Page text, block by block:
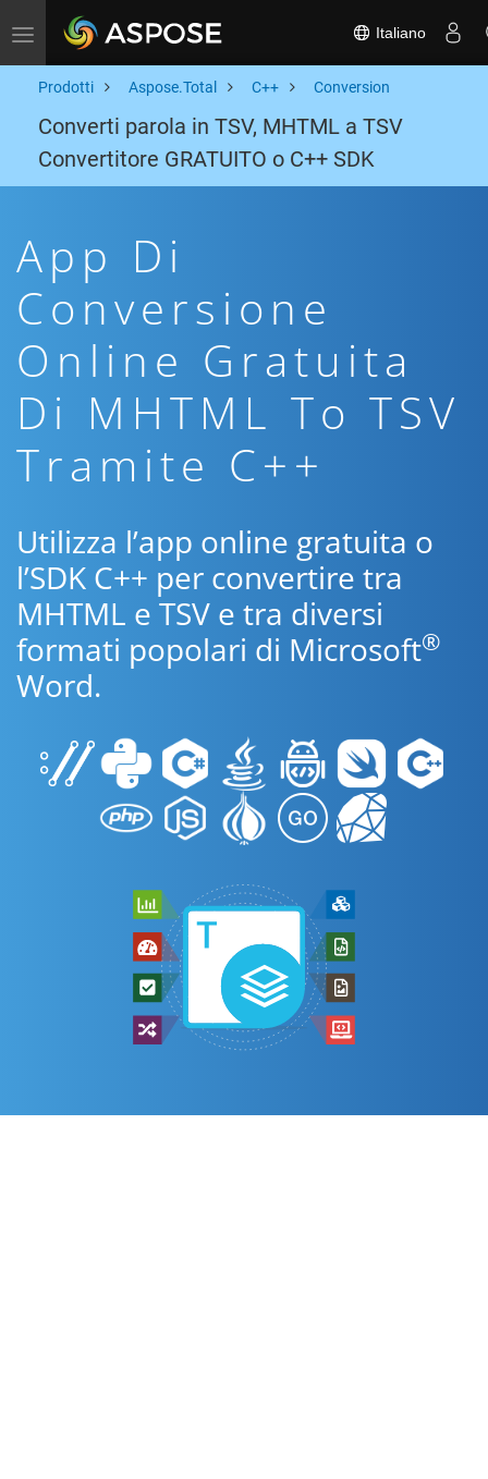
Toggle navigation Italiano
Prodotti Aspose.Total C++ Conversion
Converti parola in TSV, MHTML a TSV
Convertitore GRATUITO o C++ SDK
App Di
Conversione
Online Gratuita
Di MHTML To TSV
Tramite C++
Utilizza l’app online gratuita o
l’SDK C++ per convertire tra
MHTML e TSV e tra diversi
formati popolari di Microsoft®
Word.